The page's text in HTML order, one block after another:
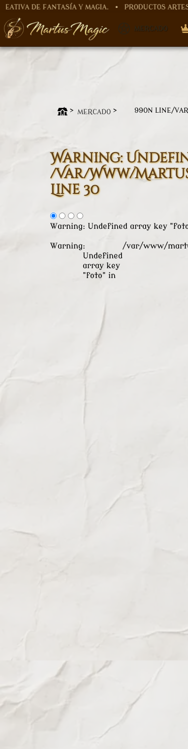
Y MAGIA. • PRODUCTOS ARTESANALES
Warning: Undefined array key "id_categoria" in
/
ON LINE
99
MERCADO
Warning:
/var/www/
Line30
Warning: Undefined array key
Warning:
Undefined
array key
"foto" in
/var/www/